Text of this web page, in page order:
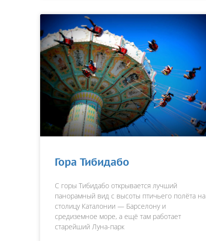
Гора Тибидабо
С горы Тибидабо открывается лучший
панорамный вид с высоты птичьего полёта на
столицу Каталонии — Барселону и
средиземное море, а ещё там работает
старейший Луна-парк